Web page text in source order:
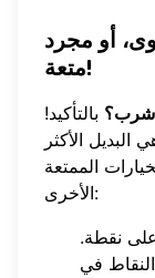
أو مجرد
متعة!
شرب؟ بالتأكيد!
الأكثر
الممتعة
الأخرى:
على نقطة.
في